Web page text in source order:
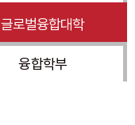
글로벌융합대학
융합학부